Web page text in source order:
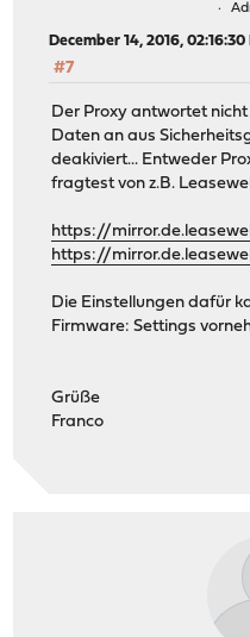
December 14, 2016, 02:16:30
#7
Der Proxy antwortet
Daten an aus
deakiviert... Entweder
fragtest von z.B.
https://
https://
Die Einstellungen dafür
Firmware: Settings
Grüße
Franco